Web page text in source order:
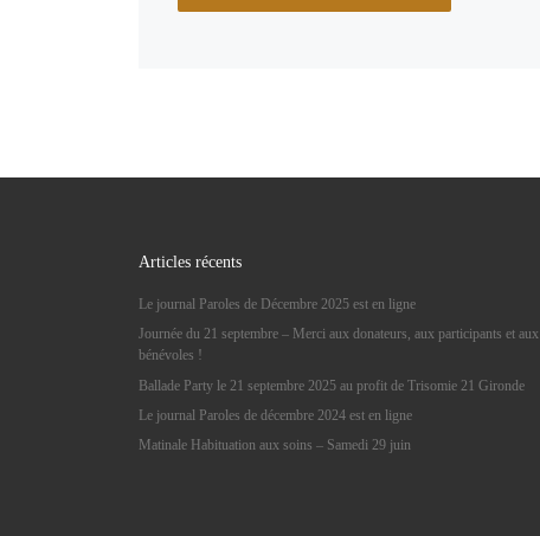
Articles récents
Le journal Paroles de Décembre 2025 est en ligne
Journée du 21 septembre – Merci aux donateurs, aux participants et aux
bénévoles !
Ballade Party le 21 septembre 2025 au profit de Trisomie 21 Gironde
Le journal Paroles de décembre 2024 est en ligne
Matinale Habituation aux soins – Samedi 29 juin